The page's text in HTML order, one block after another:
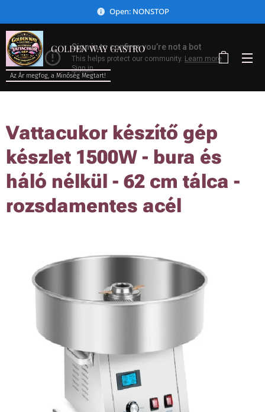
Open: NONSTOP
GOLDEN WAY GASTRO
Az Ár megfog, a Minőség Megtart!
Vattacukor készítő gép
készlet 1500W - bura és
háló nélkül - 62 cm tálca -
rozsdamentes acél